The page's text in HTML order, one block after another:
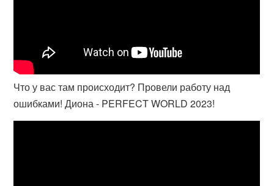
Что у вас там происходит? Провели работу над
ошибками! Диона - PERFECT WORLD 2023!